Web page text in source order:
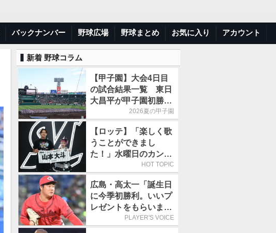
バックナンバー 野球広場 野球まとめ お気に入り アカウント
新着 野球コラム
【甲子園】大会4日目
の試合結果一覧 東日
大昌平が甲子園初勝
利、青森山田は1点差
2026夏の甲子園
【ロッテ】「楽しく歌
うことができまし
た！」水曜日のカンパ
ネラ、8月8日のオリッ
に来場
HOT TOPIC
広島・高太一「誕生日
に今季初勝利。いいプ
レゼントをもらいまし
た」／バースデー星
PLAYER'S VOICE